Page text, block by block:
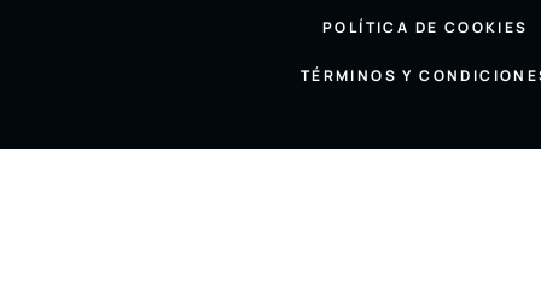
POLÍTICA DE COOKIES
TÉRMINOS Y